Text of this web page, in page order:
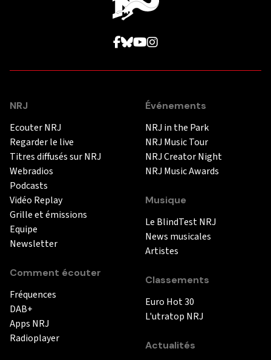
NRJ
Ecouter NRJ
Regarder le live
Titres diffusés sur NRJ
Webradios
Podcasts
Vidéo Replay
Grille et émissions
Equipe
Newsletter
Comment écouter
Fréquences
DAB+
Apps NRJ
Radioplayer
Événements
NRJ in the Park
NRJ Music Tour
NRJ Creator Night
NRJ Music Awards
Musique
Le BlindTest NRJ
News musicales
Artistes
Classements
Euro Hot 30
L'utratop NRJ
Actualités